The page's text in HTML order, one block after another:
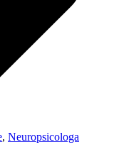
, Neuropsicologa